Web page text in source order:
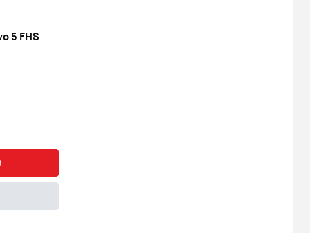
5 FHS